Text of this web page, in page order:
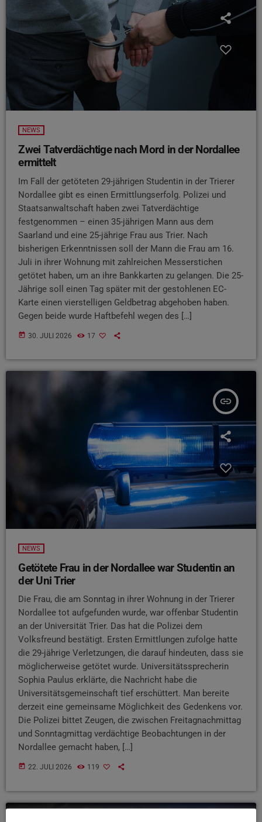
NEWS
Zwei Tatverdächtige nach Mord in der Nordallee
ermittelt
Im Fall der getöteten 29-jährigen Studentin in der Trierer
Nordallee gibt es einen Ermittlungserfolg. Polizei und
Staatsanwaltschaft haben zwei Tatverdächtige
festgenommen – einen 35-jährigen Mann aus dem
Saarland und eine 25-jährige Frau aus Trier. Nach
bisherigen Erkenntnissen soll der Mann die Frau am 16.
Juli in ihrer Wohnung mit zahlreichen Messerstichen
getötet haben, um an ihre Bankkarten zu gelangen. Die 25-
Jährige soll einen Tag später mit der gestohlenen EC-
Karte einen vierstelligen Geldbetrag abgehoben haben.
Gegen beide wurde Haftbefehl wegen des […]
today 30. JULI 2026 17
insert_link
NEWS
Getötete Frau in der Nordallee war Studentin an
der Uni Trier
Die Frau, die am Sonntag in ihrer Wohnung in der Trierer
Nordallee tot aufgefunden wurde, war offenbar Studentin
an der Universität Trier. Das hat die Polizei dem
Volksfreund bestätigt. Ersten Ermittlungen zufolge hatte
die 29-jährige Verletzungen, die darauf hindeuten, dass sie
möglicherweise getötet wurde. Universitätssprecherin
Sophia Paulus erklärte, die Nachricht habe die
Universitätsgemeinschaft tief erschüttert. Man bereite
derzeit eine gemeinsame Möglichkeit des Gedenkens vor.
Die Polizei bittet Zeugen, die zwischen Freitagnachmittag
und Sonntagmittag verdächtige Beobachtungen in der
Nordallee gemacht haben, […]
today 22. JULI 2026 119